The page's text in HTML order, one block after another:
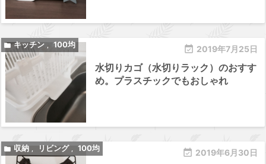
 2019年7月25日
 キッチン 100均
水切りカゴ（水切りラック）のおすす
め。プラスチックでもおしゃれ
 2019年6月30日
 収納 リビング 100均